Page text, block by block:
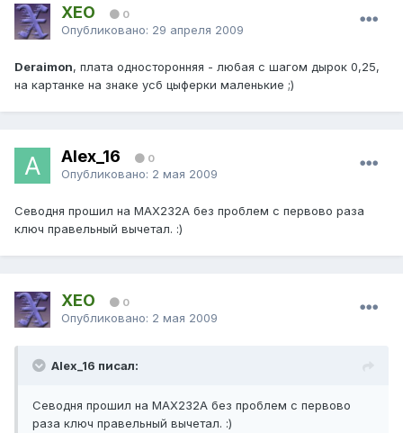
XEO 0
Опубликовано: 29 апреля 2009
Deraimon, плата односторонняя - любая с шагом дырок 0,25,
на картанке на знаке усб цыферки маленькие ;)
Alex_16 0
Опубликовано: 2 мая 2009
Севодня прошил на МАХ232А без проблем с первово раза
ключ правельный вычетал. :)
XEO 0
Опубликовано: 2 мая 2009
Alex_16 писал:
Севодня прошил на МАХ232А без проблем с первово
раза ключ правельный вычетал. :)